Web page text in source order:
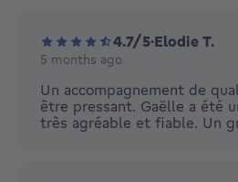
4.7/5·Elodie T.
5 months ago
Un accompagnement de
être pressant. Gaëlle a été
très agréable et fiable. Un